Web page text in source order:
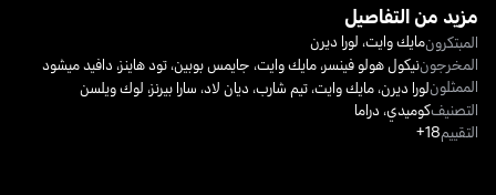
مزيد من التفاصيل
المبتكرونمايك وايت، لورا ديرن
المخرجوننيكول هولو فينسر،مايك وايت، جايمس بوبين،تود هاينز، دافيد ميشود
الممثلونلورا ديرن،مايك وايت،تيم شارب، ديان لاد، سارا بيرنز، لوك ويلسن
التصنيفكوميدي، دراما
التقييم18+